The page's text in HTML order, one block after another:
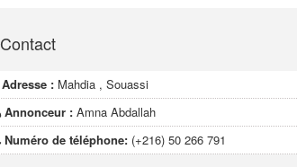
Contact
Adresse : Mahdia , Souassi
Annonceur : Amna Abdallah
Numéro de téléphone: (+216) 50 266 791